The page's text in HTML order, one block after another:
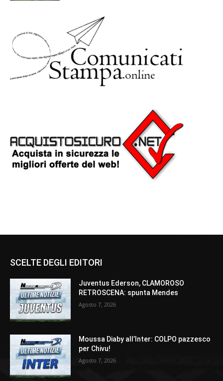
SCELTE DEGLI EDITORI
Juventus Ederson, CLAMOROSO
RETROSCENA: spunta Mendes
Agosto 7, 2026
Moussa Diaby all’Inter: COLPO pazzesco
per Chivu!
Agosto 7, 2026